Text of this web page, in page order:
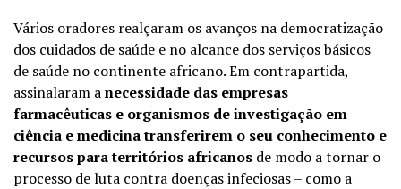
Vários oradores realçaram os avanços na democratização
dos cuidados de saúde e no alcance dos serviços básicos
de saúde no continente africano. Em contrapartida,
assinalaram anecessidade das empresas
farmacêuticas e organismos de investigação em
ciência e medicina transferirem o seu conhecimento e
recursos para territórios africanos de modo a tornar o
processo de luta contra doenças infeciosas – como a